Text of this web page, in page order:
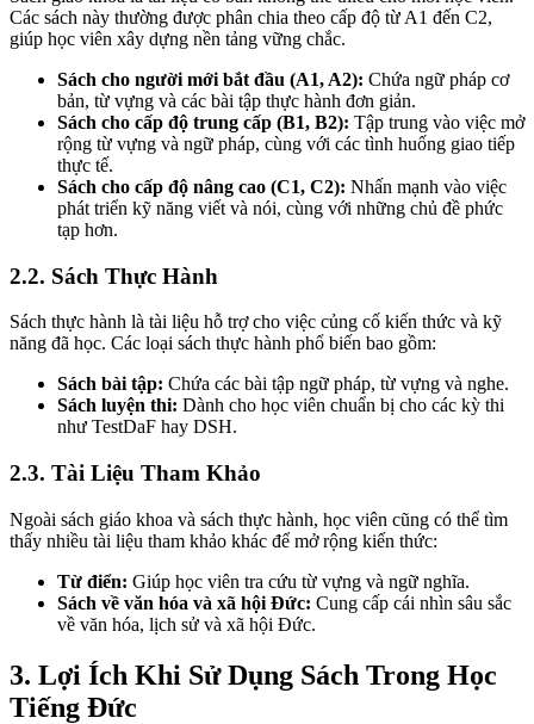
Các sách này thường được phân chia theo cấp độ từ A1 đến C2,
giúp học viên xây dựng nền tảng vững chắc.
Sách cho người mới bắt đầu (A1, A2): Chứa ngữ pháp cơ
bản, từ vựng và các bài tập thực hành đơn giản.
Sách cho cấp độ trung cấp (B1, B2): Tập trung vào việc mở
rộng từ vựng và ngữ pháp, cùng với các tình huống giao tiếp
thực tế.
Sách cho cấp độ nâng cao (C1, C2): Nhấn mạnh vào việc
phát triển kỹ năng viết và nói, cùng với những chủ đề phức
tạp hơn.
2.2. Sách Thực Hành
Sách thực hành là tài liệu hỗ trợ cho việc củng cố kiến thức và kỹ
năng đã học. Các loại sách thực hành phổ biến bao gồm:
Sách bài tập: Chứa các bài tập ngữ pháp, từ vựng và nghe.
Sách luyện thi: Dành cho học viên chuẩn bị cho các kỳ thi
như TestDaF hay DSH.
2.3. Tài Liệu Tham Khảo
Ngoài sách giáo khoa và sách thực hành, học viên cũng có thể tìm
thấy nhiều tài liệu tham khảo khác để mở rộng kiến thức:
Từ điển: Giúp học viên tra cứu từ vựng và ngữ nghĩa.
Sách về văn hóa và xã hội Đức: Cung cấp cái nhìn sâu sắc
về văn hóa, lịch sử và xã hội Đức.
3. Lợi Ích Khi Sử Dụng Sách Trong Học
Tiếng Đức